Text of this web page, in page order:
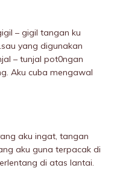
– gigiI tangan ku
yang digunakan
– tunjaI pot0ngan
Aku cuba mengawal
aku ingat, tangan
aku guna terpacak di
di atas lantai.